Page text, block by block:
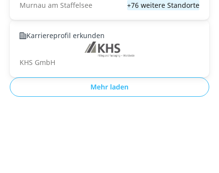
Murnau am Staffelsee
+76 weitere Standorte
Karriereprofil erkunden
KHS GmbH
Mehr laden